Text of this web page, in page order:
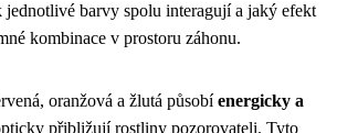
jednotlivé barvy spolu interagují a jaký efekt
kombinace v prostoru záhonu.
oranžová a žlutá působíenergicky a
přibližují rostliny pozorovateli. Tyto